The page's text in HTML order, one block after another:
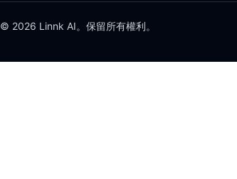
© 2026 Linnk AI。保留所有權利。